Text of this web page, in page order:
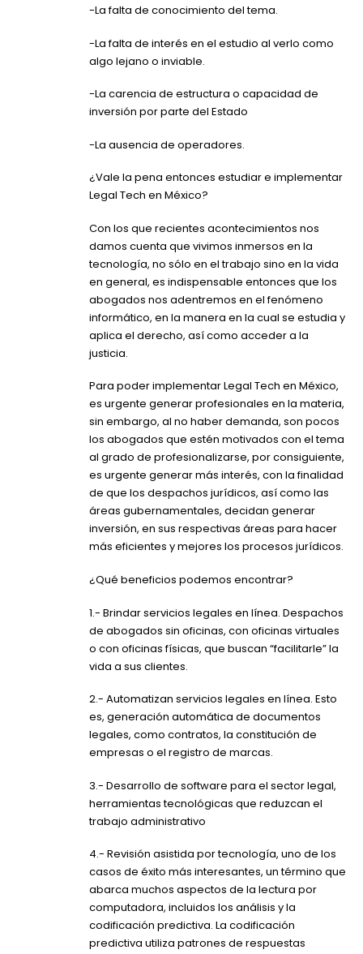
-La falta de conocimiento del tema.
-La falta de interés en el estudio al verlo como
algo lejano o inviable.
-La carencia de estructura o capacidad de
inversión por parte del Estado
-La ausencia de operadores.
¿Vale la pena entonces estudiar e implementar
Legal Tech en México?
Con los que recientes acontecimientos nos
damos cuenta que vivimos inmersos en la
tecnología, no sólo en el trabajo sino en la vida
en general, es indispensable entonces que los
abogados nos adentremos en el fenómeno
informático, en la manera en la cual se estudia y
aplica el derecho, así como acceder a la
justicia.
Para poder implementar Legal Tech en México,
es urgente generar profesionales en la materia,
sin embargo, al no haber demanda, son pocos
los abogados que estén motivados con el tema
al grado de profesionalizarse, por consiguiente,
es urgente generar más interés, con la finalidad
de que los despachos jurídicos, así como las
áreas gubernamentales, decidan generar
inversión, en sus respectivas áreas para hacer
más eficientes y mejores los procesos jurídicos.
¿Qué beneficios podemos encontrar?
1.- Brindar servicios legales en línea. Despachos
de abogados sin oficinas, con oficinas virtuales
o con oficinas físicas, que buscan “facilitarle” la
vida a sus clientes.
2.- Automatizan servicios legales en línea. Esto
es, generación automática de documentos
legales, como contratos, la constitución de
empresas o el registro de marcas.
3.- Desarrollo de software para el sector legal,
herramientas tecnológicas que reduzcan el
trabajo administrativo
4.- Revisión asistida por tecnología, uno de los
casos de éxito más interesantes, un término que
abarca muchos aspectos de la lectura por
computadora, incluidos los análisis y la
codificación predictiva. La codificación
predictiva utiliza patrones de respuestas